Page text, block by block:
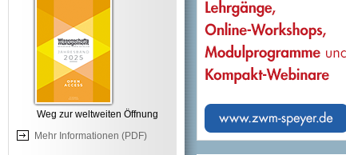
Weg zur weltweiten Öffnung
Mehr Informationen (PDF)